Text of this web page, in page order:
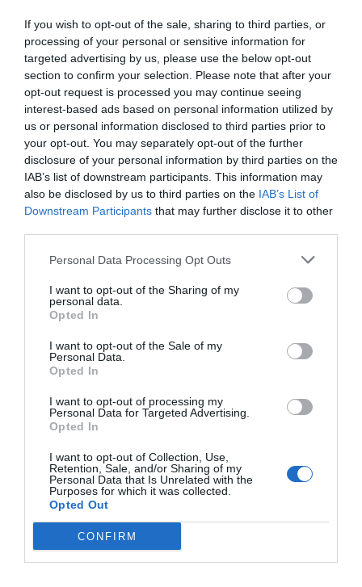
If you wish to opt-out of the sale, sharing to third parties, or
processing of your personal or sensitive information for
targeted advertising by us, please use the below opt-out
section to confirm your selection. Please note that after your
opt-out request is processed you may continue seeing
interest-based ads based on personal information utilized by
us or personal information disclosed to third parties prior to
your opt-out. You may separately opt-out of the further
disclosure of your personal information by third parties on the
IAB’s list of downstream participants. This information may
also be disclosed by us to third parties on the IAB’s List of
Downstream Participants that may further disclose it to other
Personal Data Processing Opt Outs
I want to opt-out of the Sharing of my
personal data.
Opted In
I want to opt-out of the Sale of my
Personal Data.
Opted In
I want to opt-out of processing my
Personal Data for Targeted Advertising.
Opted In
I want to opt-out of Collection, Use,
Retention, Sale, and/or Sharing of my
Personal Data that Is Unrelated with the
Purposes for which it was collected.
Opted Out
CONFIRM